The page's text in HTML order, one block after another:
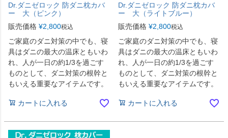
Dr.ダニゼロック 防ダニ枕カバ
ー 大（ピンク）
販売価格 ¥2,800税込
ご家庭のダニ対策の中でも、寝
具はダニの最大の温床ともいわ
れ、人が一日の約1/3を過ごす
ものとして、ダニ対策の根幹と
もいえる重要なアイテムです。
カートに入れる
Dr.ダニゼロック 防ダニ枕カバ
ー 大（ライトブルー）
販売価格 ¥2,800税込
ご家庭のダニ対策の中でも、寝
具はダニの最大の温床ともいわ
れ、人が一日の約1/3を過ごす
ものとして、ダニ対策の根幹と
もいえる重要なアイテムです。
カートに入れる